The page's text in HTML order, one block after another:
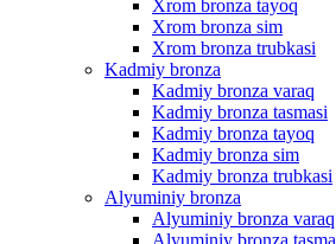
Xrom bronza tayoq
Xrom bronza sim
Xrom bronza trubkasi
Kadmiy bronza
Kadmiy bronza varaq
Kadmiy bronza tasmasi
Kadmiy bronza tayoq
Kadmiy bronza sim
Kadmiy bronza trubkasi
Alyuminiy bronza
Alyuminiy bronza varaq
Alyuminiy bronza tasma